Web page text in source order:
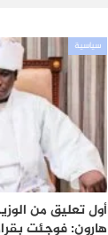
سياسية
أول تعليق من
هارون: فوجئت